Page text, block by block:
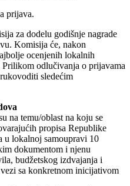
prijava.
za dodelu godišnje nagrade
Komisija će, nakon
ocenjenih lokalnih
odlučivanja o prijavama
sledećim
na temu/oblast na koju se
propisa Republike
u lokalnoj samoupravi 10
dokumentom i njenu
budžetskog izdvajanja i
sa konkretnom inicijativom